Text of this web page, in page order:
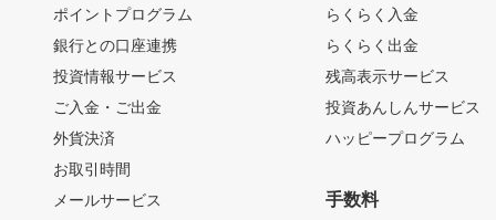
ポイントプログラム
銀行との口座連携
投資情報サービス
ご入金・ご出金
外貨決済
お取引時間
メールサービス
らくらく入金
らくらく出金
残高表示サービス
投資あんしんサービス
ハッピープログラム
手数料